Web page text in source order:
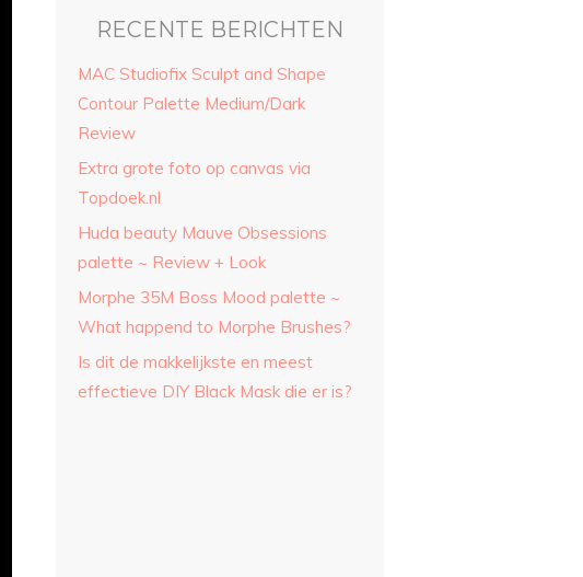
RECENTE BERICHTEN
MAC Studiofix Sculpt and Shape
Contour Palette Medium/Dark
Review
Extra grote foto op canvas via
Topdoek.nl
Huda beauty Mauve Obsessions
palette ~ Review + Look
Morphe 35M Boss Mood palette ~
What happend to Morphe Brushes?
Is dit de makkelijkste en meest
effectieve DIY Black Mask die er is?